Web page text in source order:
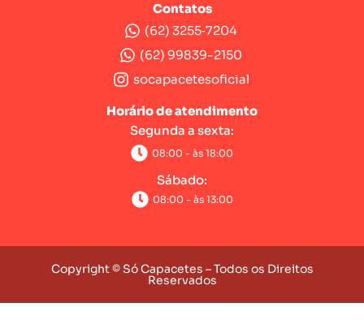
Contatos
(62) 3255‑7204‬
(62) 99839-2150
socapacetesoficial
Horário de atendimento
Segunda a sexta:
08:00 - às 18:00
Sábado:
08:00 - às 13:00
Copyright © Só Capacetes – Todos os Direitos
Reservados